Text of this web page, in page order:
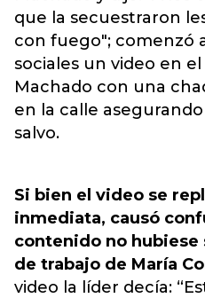
que la secuestraron
con fuego"; comenzó
sociales un video en el
Machado con una
en la calle
salvo.
Si bien el video se
inmediata, causó
contenido no
de trabajo de María
video la líder decía: